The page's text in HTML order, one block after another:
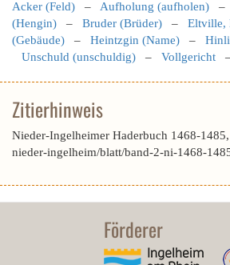
Acker (Feld) – Aufholung (aufholen) –
(Hengin) – Bruder (Brüder) – Eltville,
(Gebäude) – Heintzgin (Name) –
Unschuld (unschuldig) – Vollgericht
Zitierhinweis
Nieder-Ingelheimer Haderbuch 1468-
nieder-ingelheim/blatt/band-2-ni-1468-
Förderer